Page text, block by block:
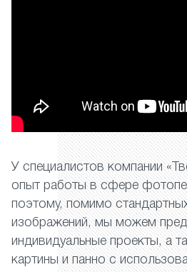
У специалистов компании
опыт работы в сфере
поэтому, помимо
изображений, мы можем
индивидуальные проекты, а
картины и панно с